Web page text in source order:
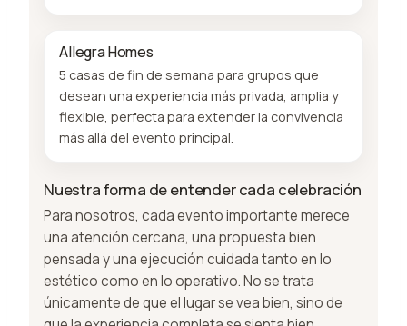
Allegra Homes
5 casas de fin de semana para grupos que
desean una experiencia más privada, amplia y
flexible, perfecta para extender la convivencia
más allá del evento principal.
Nuestra forma de entender cada celebración
Para nosotros, cada evento importante merece
una atención cercana, una propuesta bien
pensada y una ejecución cuidada tanto en lo
estético como en lo operativo. No se trata
únicamente de que el lugar se vea bien, sino de